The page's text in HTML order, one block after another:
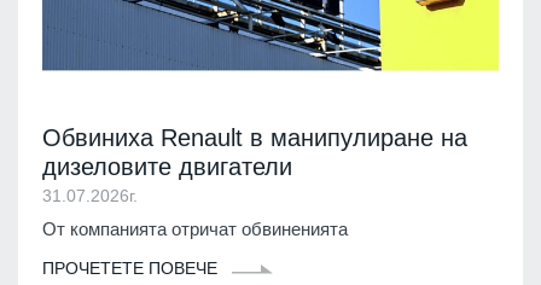
Обвиниха Renault в манипулиране на
дизеловите двигатели
31.07.2026г.
От компанията отричат обвиненията
ПРОЧЕТЕТЕ ПОВЕЧЕ